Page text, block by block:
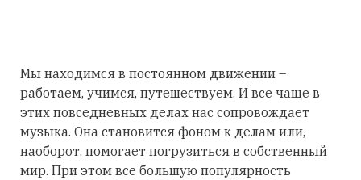
Мы находимся в постоянном движении –
работаем, учимся, путешествуем. И все чаще в
этих повседневных делах нас сопровождает
музыка. Она становится фоном к делам или,
наоборот, помогает погрузиться в собственный
мир. При этом все большую популярность